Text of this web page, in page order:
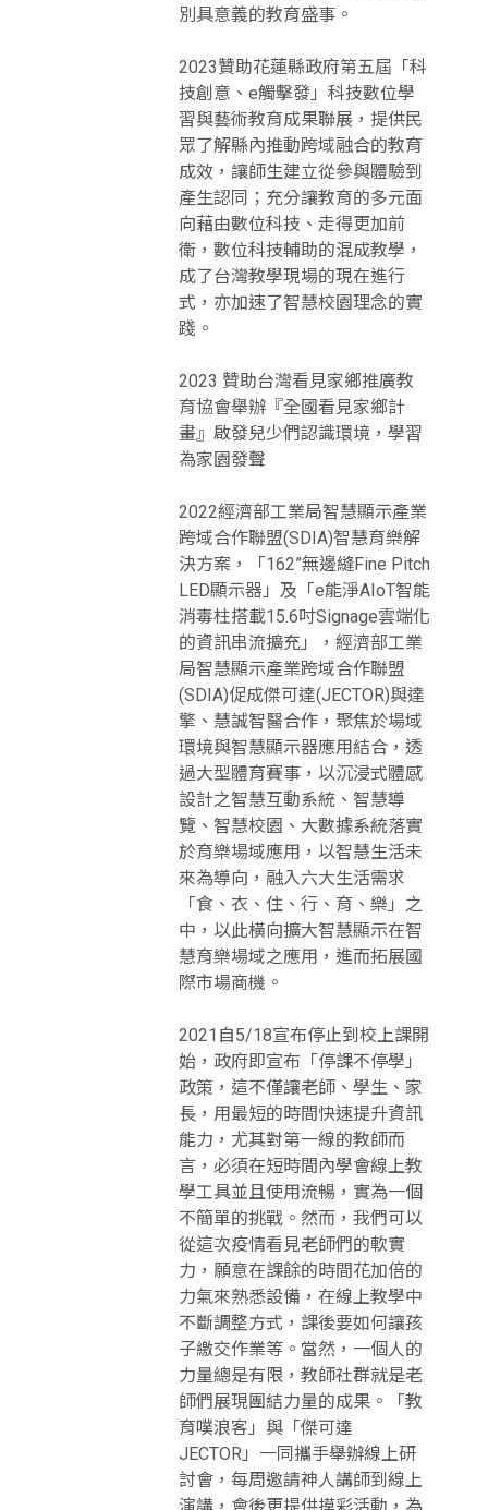
別具意義的教育盛事。
2023贊助花蓮縣政府第五屆「科
技創意、e觸擊發」科技數位學
習與藝術教育成果聯展，提供民
眾了解縣內推動跨域融合的教育
成效，讓師生建立從參與體驗到
產生認同；充分讓教育的多元面
向藉由數位科技、走得更加前
衛，數位科技輔助的混成教學，
成了台灣教學現場的現在進行
式，亦加速了智慧校園理念的實
踐。
2023 贊助台灣看見家鄉推廣教
育協會舉辦『全國看見家鄉計
畫』啟發兒少們認識環境，學習
為家園發聲
2022經濟部工業局智慧顯示產業
跨域合作聯盟(SDIA)智慧育樂解
決方案，「162”無邊縫Fine Pitch
LED顯示器」及「e能淨AIoT智能
消毒柱搭載15.6吋Signage雲端化
的資訊串流擴充」，經濟部工業
局智慧顯示產業跨域合作聯盟
(SDIA)促成傑可達(JECTOR)與達
擎、慧誠智醫合作，聚焦於場域
環境與智慧顯示器應用結合，透
過大型體育賽事，以沉浸式體感
設計之智慧互動系統、智慧導
覽、智慧校園、大數據系統落實
於育樂場域應用，以智慧生活未
來為導向，融入六大生活需求
「食、衣、住、行、育、樂」之
中，以此橫向擴大智慧顯示在智
慧育樂場域之應用，進而拓展國
際市場商機。
2021自5/18宣布停止到校上課開
始，政府即宣布「停課不停學」
政策，這不僅讓老師、學生、家
長，用最短的時間快速提升資訊
能力，尤其對第一線的教師而
言，必須在短時間內學會線上教
學工具並且使用流暢，實為一個
不簡單的挑戰。然而，我們可以
從這次疫情看見老師們的軟實
力，願意在課餘的時間花加倍的
力氣來熟悉設備，在線上教學中
不斷調整方式，課後要如何讓孩
子繳交作業等。當然，一個人的
力量總是有限，教師社群就是老
師們展現團結力量的成果。「教
育噗浪客」與「傑可達
JECTOR」一同攜手舉辦線上研
討會，每周邀請神人講師到線上